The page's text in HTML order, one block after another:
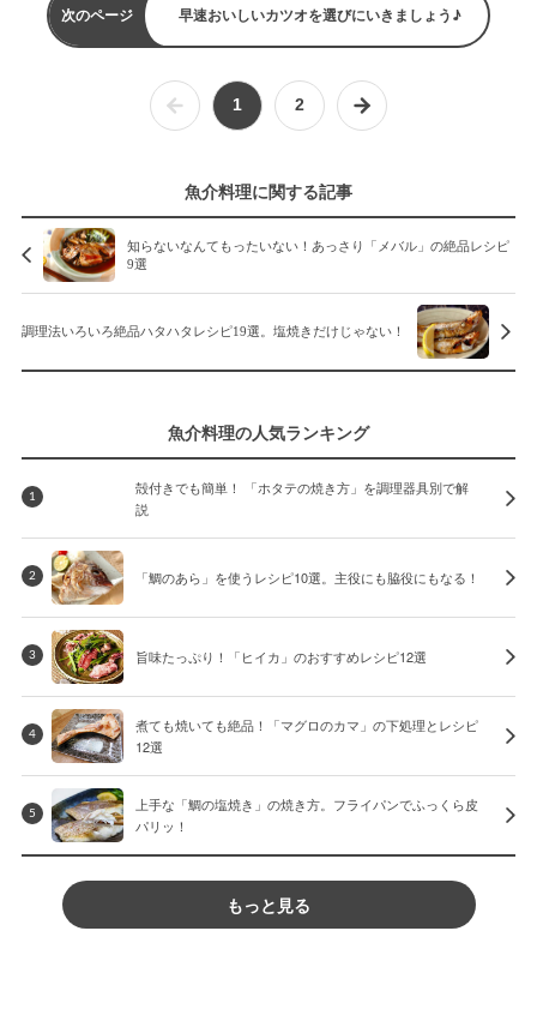
次のページ 早速おいしいカツオを選びにいきましょう♪
1 2
魚介料理に関する記事
知らないなんてもったいない！あっさり「メバル」の絶品レシピ
9選
調理法いろいろ絶品ハタハタレシピ19選。塩焼きだけじゃない！
魚介料理の人気ランキング
1
殻付きでも簡単！ 「ホタテの焼き方」を調理器具別で解
説
2 「鯛のあら」を使うレシピ10選。主役にも脇役にもなる！
3 旨味たっぷり！「ヒイカ」のおすすめレシピ12選
4
煮ても焼いても絶品！「マグロのカマ」の下処理とレシピ
12選
5
上手な「鯛の塩焼き」の焼き方。フライパンでふっくら皮
パリッ！
もっと見る